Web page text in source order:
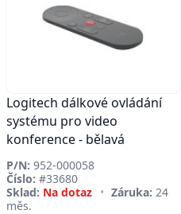
Logitech dálkové ovládání
systému pro video
konference - bělavá
P/N: 952-000058
Číslo: #33680
Sklad: Na dotaz • Záruka: 24
měs.